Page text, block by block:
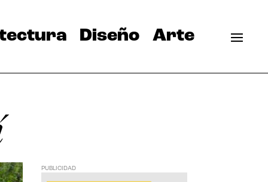
Diseño Arte
PUBLICIDAD